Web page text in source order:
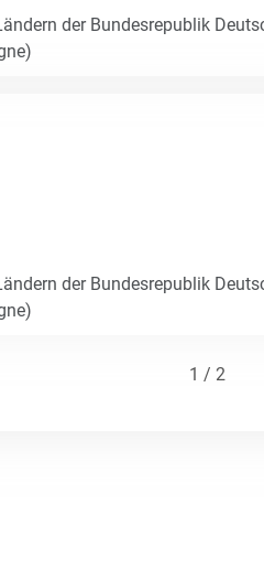
der Bundesrepublik
der Bundesrepublik
1 / 2